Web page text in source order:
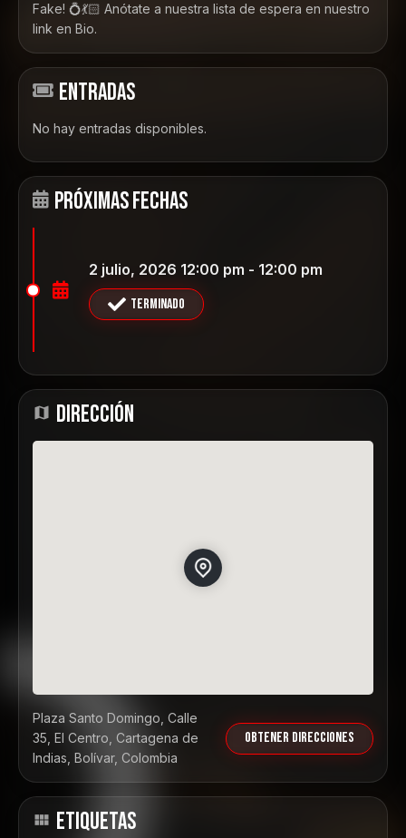
Fake! 💍💃🏻 Anótate a nuestra lista de espera en nuestro
link en Bio.
ENTRADAS
No hay entradas disponibles.
PRÓXIMAS FECHAS
2 julio, 2026 12:00 pm - 12:00 pm
Terminado
DIRECCIÓN
Plaza Santo Domingo, Calle
35, El Centro, Cartagena de
Indias, Bolívar, Colombia
Obtener direcciones
ETIQUETAS